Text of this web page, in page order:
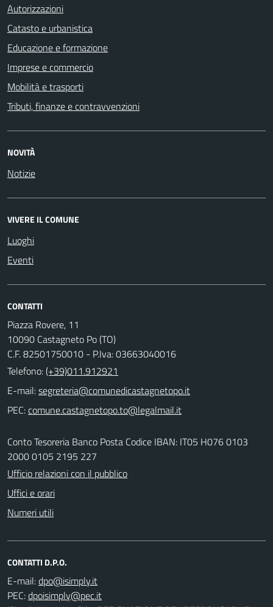
Autorizzazioni
Catasto e urbanistica
Educazione e formazione
Imprese e commercio
Mobilità e trasporti
Tributi, finanze e contravvenzioni
NOVITÀ
Notizie
VIVERE IL COMUNE
Luoghi
Eventi
CONTATTI
Piazza Rovere, 11
10090 Castagneto Po (TO)
C.F. 82501750010 - P.Iva: 03663040016
Telefono:(+39)011.912921
E-mail:
PEC:
Conto Tesoreria Banco Posta Codice IBAN: IT05 H076 0103
2000 0105 2195 227
Ufficio relazioni con il pubblico
Uffici e orari
Numeri utili
CONTATTI D.P.O.
E-mail:
PEC: